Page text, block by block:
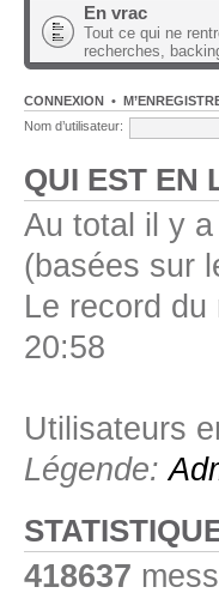
En vrac
Tout ce qui ne
recherches,
CONNEXION •
Nom d’utilisateur:
QUI EST EN
Au total il y a
(basées sur
Le record
20:58
Utilisateurs
Légende:
418637